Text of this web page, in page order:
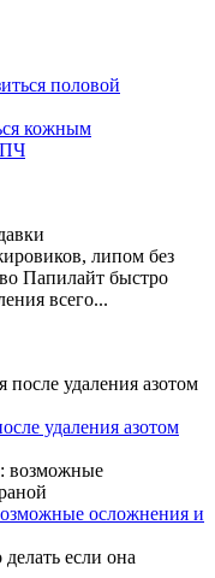
половой
кожным
липом без
Папилайт быстро
всего...
удаления азотом
осложнения и